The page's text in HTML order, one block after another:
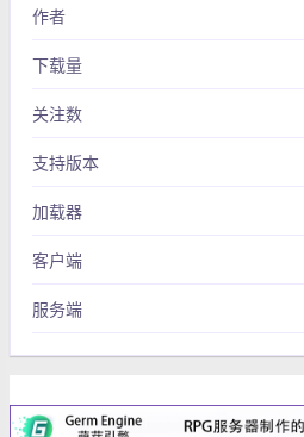
作者
下载量
关注数
支持版本
加载器
客户端
服务端